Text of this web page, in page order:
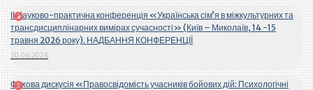
ІІ Науково-практична конференція «Українська сім’я в міжкультурних та
трансдисциплінарних вимірах сучасності» (Київ – Миколаїв, 14 -15
травня 2026 року). НАДБАННЯ КОНФЕРЕНЦІЇ
10.06.2026
Фахова дискусія «Правосвідомість учасників бойових дій: Психологічні